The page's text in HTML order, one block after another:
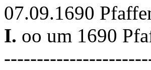
07.09.1690
I. oo um 1690